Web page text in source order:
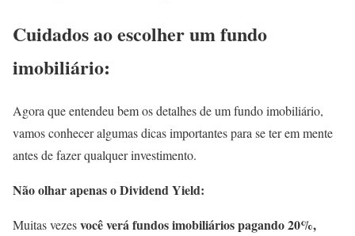
Cuidados ao escolher um fundo
imobiliário:
Agora que entendeu bem os detalhes de um fundo imobiliário,
vamos conhecer algumas dicas importantes para se ter em mente
antes de fazer qualquer investimento.
Não olhar apenas o Dividend Yield:
Muitas vezesvocê verá fundos imobiliários pagando 20%,